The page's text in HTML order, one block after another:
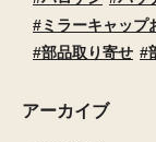
ミラーキャップ
部品取り寄せ
アーカイブ